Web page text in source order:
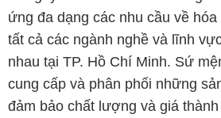
đảm bảo chất lượng và giá thành
trường.
Chúng tôi tự hào có đội ngũ nhân
và giàu kinh nghiệm, luôn sẵn
khách hàng một cách chuyên